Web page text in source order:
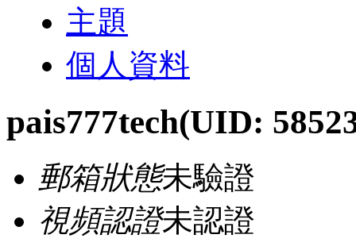
主題
個人資料
pais777tech(UID:
郵箱狀態未驗證
視頻認證未認證